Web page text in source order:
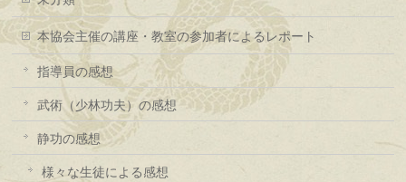
本協会主催の講座・教室の参加者によるレポート
指導員の感想
武術（少林功夫）の感想
静功の感想
様々な生徒による感想